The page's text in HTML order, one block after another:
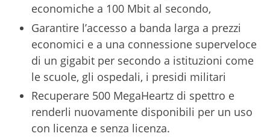
economiche a 100 Mbit al secondo,
Garantire l’accesso a banda larga a prezzi
economici e a una connessione superveloce
di un gigabit per secondo a istituzioni come
le scuole, gli ospedali, i presidi militari
Recuperare 500 MegaHeartz di spettro e
renderli nuovamente disponibili per un uso
con licenza e senza licenza.